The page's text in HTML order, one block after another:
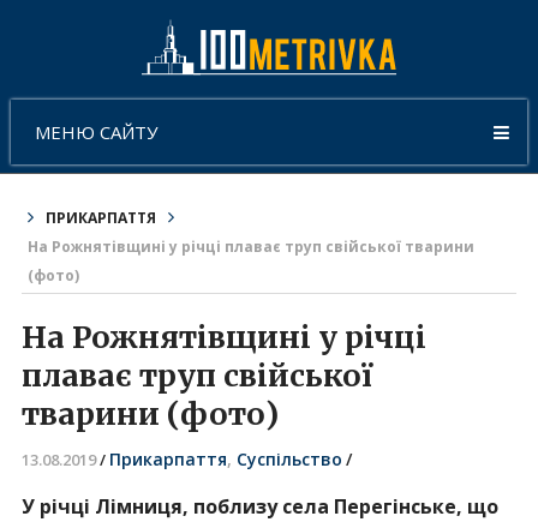
МЕНЮ САЙТУ
ПРИКАРПАТТЯ
На Рожнятівщині у річці плаває труп свійської тварини
(фото)
На Рожнятівщині у річці
плаває труп свійської
тварини (фото)
13.08.2019/ Прикарпаття, Суспільство /
У річці Лімниця, поблизу села Перегінське, що